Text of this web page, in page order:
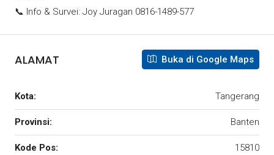
📞 Info & Survei: Joy Juragan 0816-1489-577
ALAMAT Buka di Google Maps
Kota: Tangerang
Provinsi: Banten
Kode Pos: 15810